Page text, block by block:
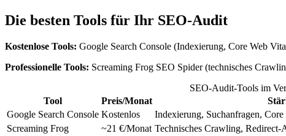
Die besten Tools für Ihr SEO-Audit
Kostenlose Tools: Google Search Console (Indexierung, Core Web
Professionelle Tools: Screaming Frog SEO Spider (technisches
SEO-Audit-Tools im
Tool
Preis/Monat
Google Search Console Kostenlos Indexierung, Suchanfragen,
Screaming Frog
~21 €/Monat Technisches Crawling,